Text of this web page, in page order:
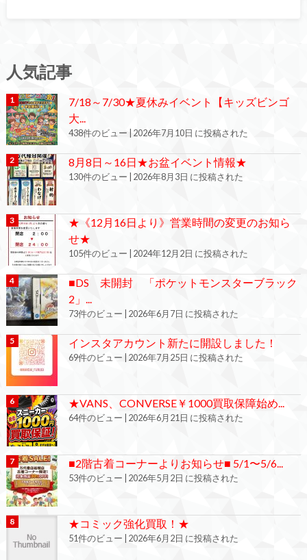
人気記事
7/18～7/30★夏休みイベント【キッズビンゴ
大...
438件のビュー 2026年7月10日 に投稿された
8月8日～16日★お盆イベント情報★
130件のビュー 2026年8月3日 に投稿された
★《12月16日より》営業時間の変更のお知ら
せ★
105件のビュー 2024年12月2日 に投稿された
■DS 未開封 「ポケットモンスターブラック
2」...
73件のビュー 2026年6月7日 に投稿された
インスタアカウント新たに開設しました！
69件のビュー 2026年7月25日 に投稿された
★VANS、CONVERSE￥1000買取保障始め...
64件のビュー 2026年6月21日 に投稿された
■2階古着コーナーよりお知らせ■ 5/1〜5/6...
53件のビュー 2026年5月2日 に投稿された
★コミック強化買取！★
51件のビュー 2026年6月2日 に投稿された